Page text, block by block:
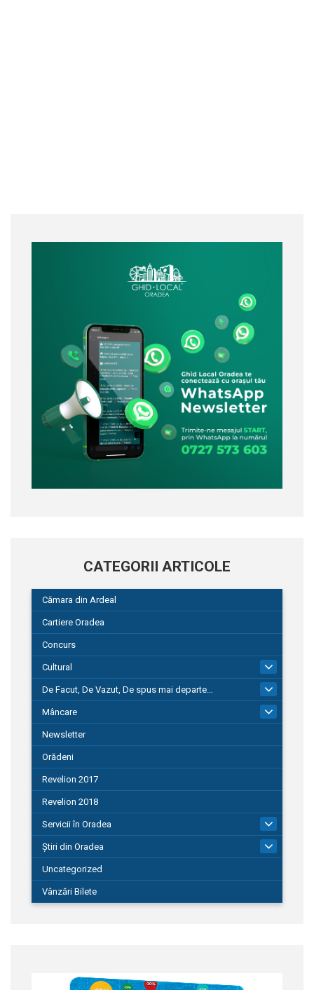
CATEGORII ARTICOLE
Cămara din Ardeal
Cartiere Oradea
Concurs
Cultural
De Facut, De Vazut, De spus mai departe…
580
Mâncare
Newsletter
Orădeni
Revelion 2017
Revelion 2018
Servicii în Oradea
Știri din Oradea
Uncategorized
Vânzări Bilete